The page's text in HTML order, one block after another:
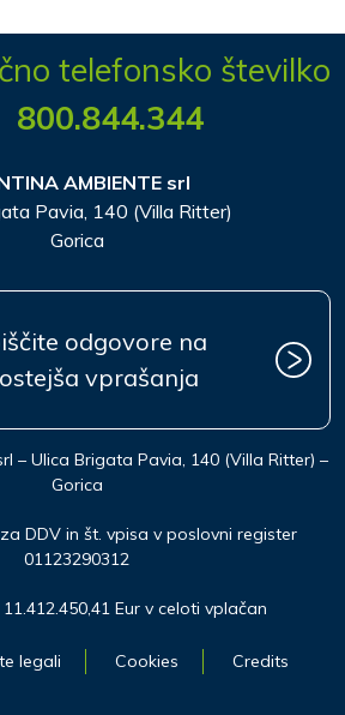
telefonsko številko
800.844.344
AMBIENTE srl
Pavia, 140 (Villa Ritter)
Gorica
odgovore na
vprašanja
– Ulica Brigata Pavia, 140 (Villa Ritter) –
Gorica
DDV in št. vpisa v poslovni register
01123290312
Eur v celoti vplačan
legali Cookies Credits